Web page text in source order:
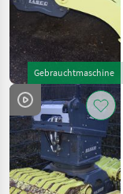
Gebrauchtmaschine